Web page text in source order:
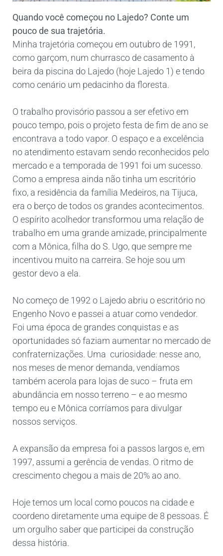
Quando você começou no Lajedo? Conte um
pouco de sua trajetória.
Minha trajetória começou em outubro de 1991,
como garçom, num churrasco de casamento à
beira da piscina do Lajedo (hoje Lajedo 1) e tendo
como cenário um pedacinho da floresta.
O trabalho provisório passou a ser efetivo em
pouco tempo, pois o projeto festa de fim de ano se
encontrava a todo vapor. O espaço e a excelência
no atendimento estavam sendo reconhecidos pelo
mercado e a temporada de 1991 foi um sucesso.
Como a empresa ainda não tinha um escritório
fixo, a residência da família Medeiros, na Tijuca,
era o berço de todos os grandes acontecimentos.
O espírito acolhedor transformou uma relação de
trabalho em uma grande amizade, principalmente
com a Mônica, filha do S. Ugo, que sempre me
incentivou muito na carreira. Se hoje sou um
gestor devo a ela.
No começo de 1992 o Lajedo abriu o escritório no
Engenho Novo e passei a atuar como vendedor.
Foi uma época de grandes conquistas e as
oportunidades só faziam aumentar no mercado de
confraternizações. Uma curiosidade: nesse ano,
nos meses de menor demanda, vendíamos
também acerola para lojas de suco – fruta em
abundância em nosso terreno – e ao mesmo
tempo eu e Mônica corríamos para divulgar
nossos serviços.
A expansão da empresa foi a passos largos e, em
1997, assumi a gerência de vendas. O ritmo de
crescimento chegou a mais de 20% ao ano.
Hoje temos um local como poucos na cidade e
coordeno diretamente uma equipe de 8 pessoas. É
um orgulho saber que participei da construção
dessa história.